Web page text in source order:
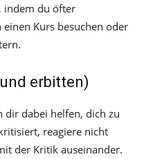
indem du öfter
Kurs besuchen oder
erbitten)
dir dabei helfen, dich zu
reagiere nicht
der Kritik auseinander.